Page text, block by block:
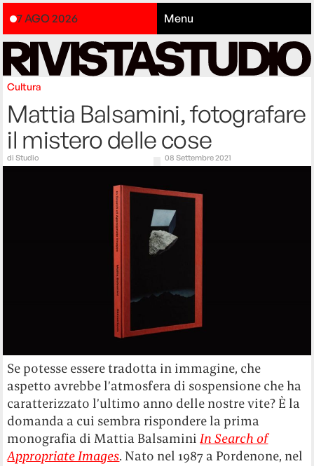
7 AGO 2026 Menu
Cultura
Mattia Balsamini, fotografare
il mistero delle cose
diStudio 08 Settembre 2021
Se potesse essere tradotta in immagine, che
aspetto avrebbe l’atmosfera di sospensione che ha
caratterizzato l’ultimo anno delle nostre vite? È la
domanda a cui sembra rispondere la prima
monografia di Mattia BalsaminiIn Search of
Appropriate Images. Nato nel 1987 a Pordenone, nel